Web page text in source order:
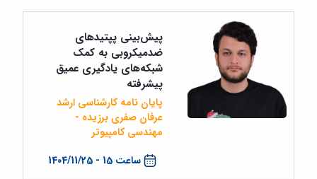
ساعت 15 - 1404/11/25
پیش‌بینی پپتید‌های
ضد‌میکروبی به کمک
شبکه‌های یادگیری عمیق
پیشرفته
پایان نامه کارشناسی ارشد
عرفان صفری برزیده -
مهندسی کامپیوتر